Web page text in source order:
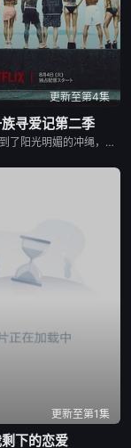
20240521
20240525
20240529
20240603
20240611
20240624
更新至第4集
寻爱记第二季
本季将舞台搬到了阳光明媚的冲绳，来自日本各地的暴走族与不良男女齐聚新学校。他们将带着各自复杂的过去在海边展开共同生活，不仅直面碰撞的火花与羁绊，也在真挚的恋爱中寻求“人生重启”的蜕变。
更新至第1集
下的恋爱